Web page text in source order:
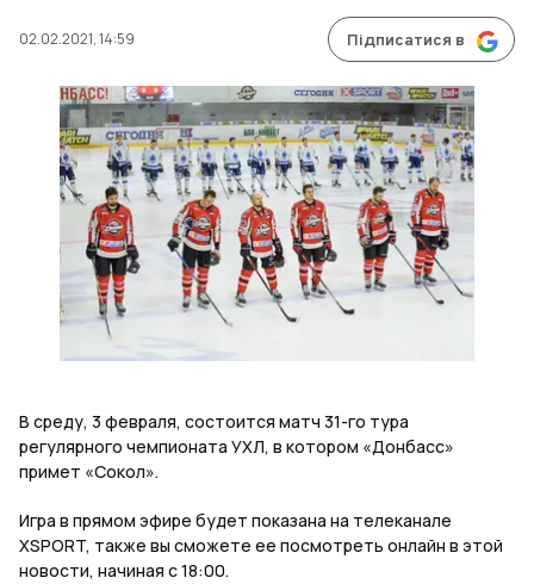
02.02.2021, 14:59 Підписатися в
В среду, 3 февраля, состоится матч 31-го тура
регулярного чемпионата УХЛ, в котором «Донбасс»
примет «Сокол».
Игра в прямом эфире будет показана на телеканале
XSPORT, также вы сможете ее посмотреть онлайн в этой
новости, начиная с 18:00.